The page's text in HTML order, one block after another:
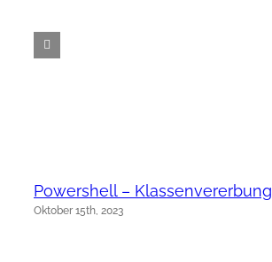
Powershell – Klassenvererbung
Oktober 15th, 2023